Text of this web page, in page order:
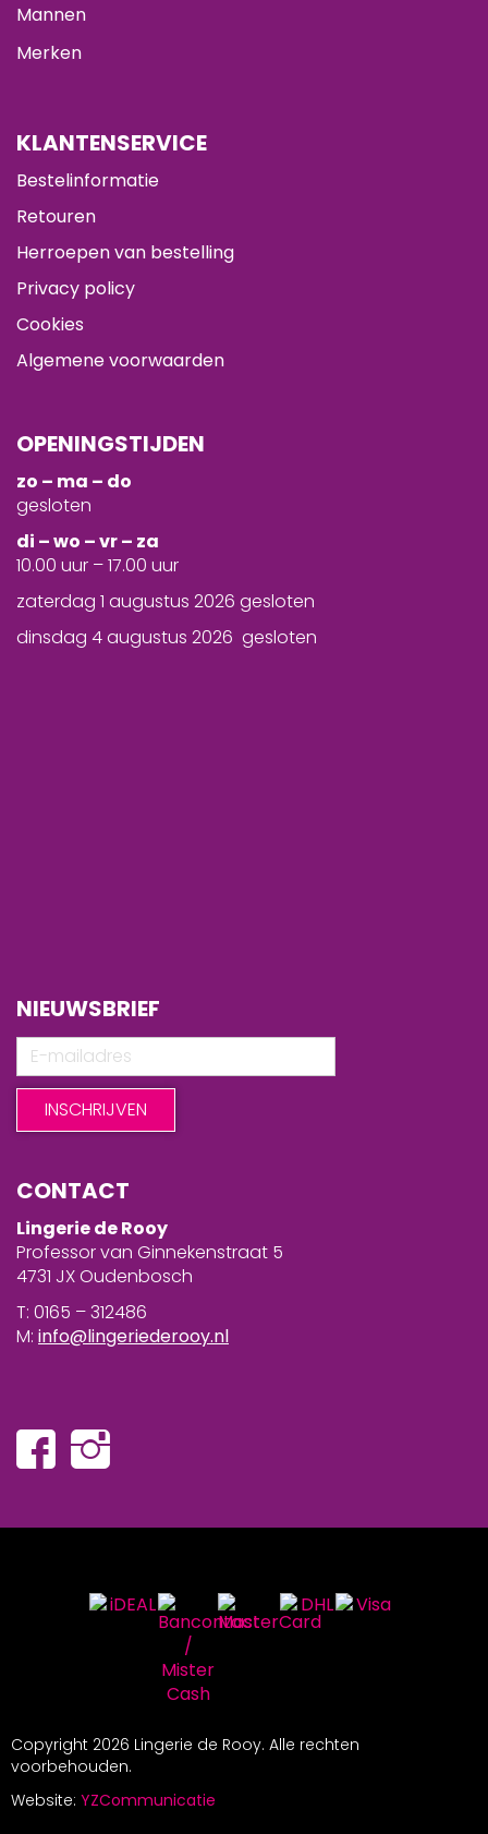
Mannen
Merken
KLANTENSERVICE
Bestelinformatie
Retouren
Herroepen van bestelling
Privacy policy
Cookies
Algemene voorwaarden
OPENINGSTIJDEN
zo – ma – do
gesloten
di – wo – vr – za
10.00 uur – 17.00 uur
zaterdag 1 augustus 2026 gesloten
dinsdag 4 augustus 2026 gesloten
NIEUWSBRIEF
CONTACT
Lingerie de Rooy
Professor van Ginnekenstraat 5
4731 JX Oudenbosch
T: 0165 – 312486
M: info@lingeriederooy.nl
Copyright 2026 Lingerie de Rooy. Alle rechten
voorbehouden.
Website: YZCommunicatie